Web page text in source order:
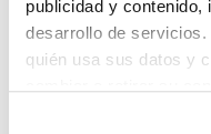
publicidad y contenido,
desarrollo de
quién usa sus datos y
Pero puedes
buscando en